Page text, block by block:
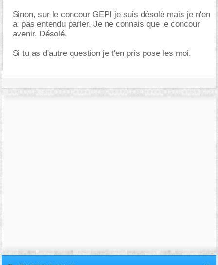
Sinon, sur le concour GEPI je suis désolé mais je n'en
ai pas entendu parler. Je ne connais que le concour
avenir. Désolé.
Si tu as d'autre question je t'en pris pose les moi.